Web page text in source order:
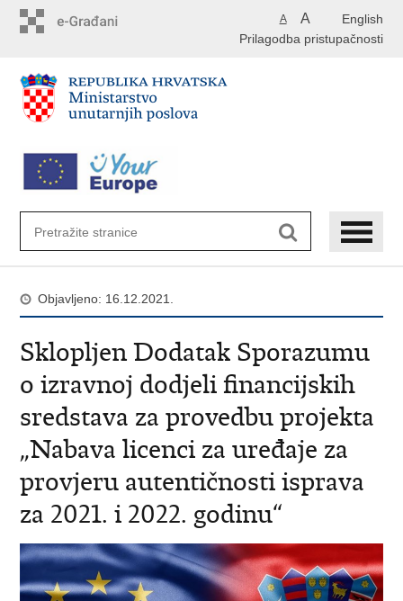
English
A A
Prilagodba pristupačnosti
Objavljeno: 16.12.2021.
Sklopljen Dodatak Sporazumu
o izravnoj dodjeli financijskih
sredstava za provedbu projekta
„Nabava licenci za uređaje za
provjeru autentičnosti isprava
za 2021. i 2022. godinu“